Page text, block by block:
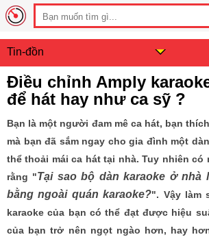
Tin-đồn
Điều chỉnh Amply
để hát hay như ca sỹ ?
Bạn là một người đam mê ca hát, bạn
mà bạn đã sắm ngay cho gia đình một
thể thoải mái ca hát tại nhà. Tuy nhiên có
rằng "Tại sao bộ dàn karaoke ở nhà
bằng ngoài quán karaoke?". Vậy làm
karaoke của bạn có thể đạt được hiệu
của bạn trở nên ngọt ngào hơn, hay